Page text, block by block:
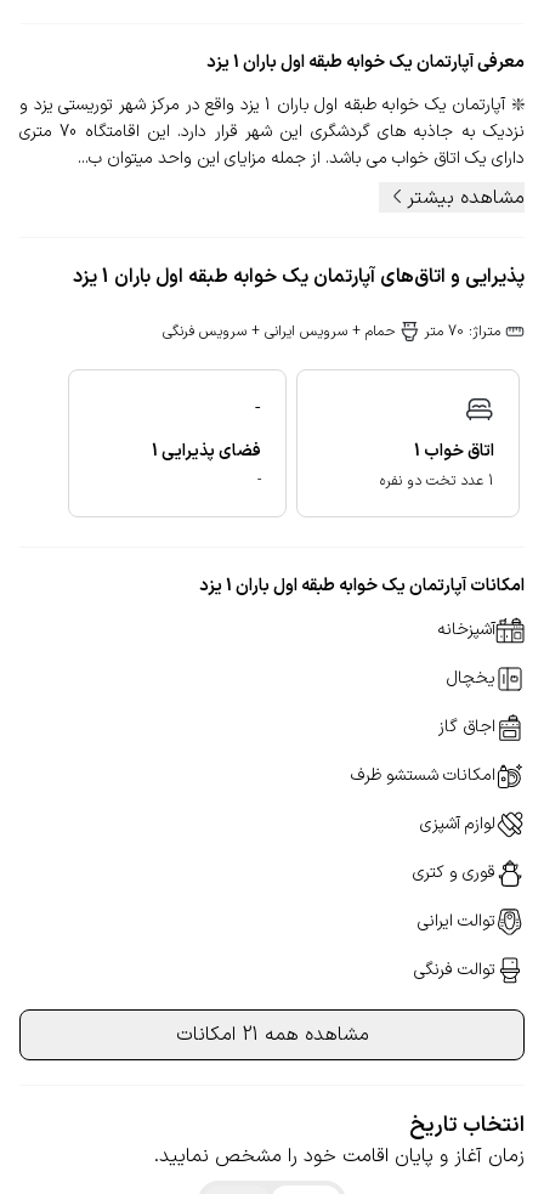
معرفیآپارتمان یک خوابه طبقه اول باران 1 یزد
❇️ آپارتمان یک خوابه طبقه اول باران 1 یزد واقع در مرکز شهر توریستی یزد و
نزدیک به جاذبه های گردشگری این شهر قرار دارد. این اقامتگاه 70 متری
دارای یک اتاق خواب می باشد. از جمله مزایای این واحد میتوان ب...
مشاهده بیشتر
پذیرایی و اتاق‌های آپارتمان یک خوابه طبقه اول باران 1 یزد
متراژ: 70 متر حمام + سرویس ایرانی + سرویس فرنگی
اتاق خواب 1
1 عدد تخت دو نفره
-
فضای پذیرایی1
-
امکانات آپارتمان یک خوابه طبقه اول باران 1 یزد
آشپزخانه
یخچال
اجاق گاز
امکانات شستشو ظرف
لوازم آشپزی
قوری و کتری
توالت ایرانی
توالت فرنگی
مشاهده همه 21 امکانات
انتخاب تاریخ
زمان آغاز و پایان اقامت خود را مشخص نمایید.